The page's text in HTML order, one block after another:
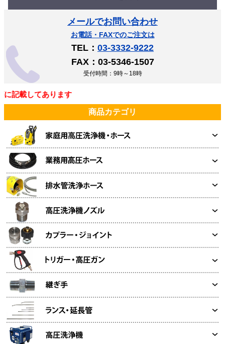
メールでお問い合わせ
お電話・FAXでのご注文は
TEL： 03-3332-9222
FAX：03-5346-1507
受付時間：9時～18時
記載してあります
商品カテゴリ